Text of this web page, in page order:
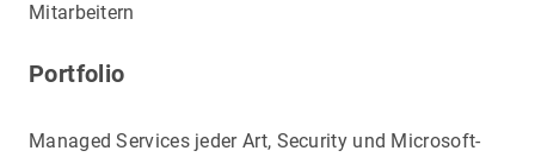
Mitarbeitern
Portfolio
Managed Services jeder Art, Security und Microsoft-